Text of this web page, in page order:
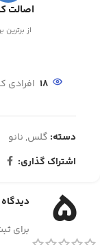
اصالت
از برترین
18 افرادی
دسته: گلس, نانو
اشتراک گذاری:
5
برای